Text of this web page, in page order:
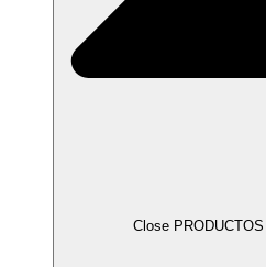
Close PRODUCTOS